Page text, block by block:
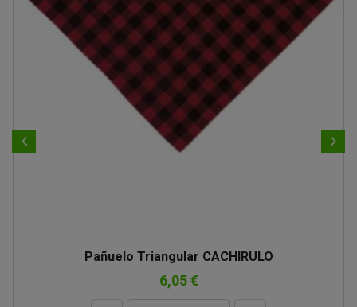
Pañuelo Triangular CACHIRULO
6,05 €